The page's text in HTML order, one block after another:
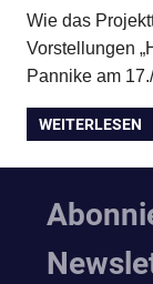
Wie das
Vorstellungen
Pannike am
WEITERLESEN